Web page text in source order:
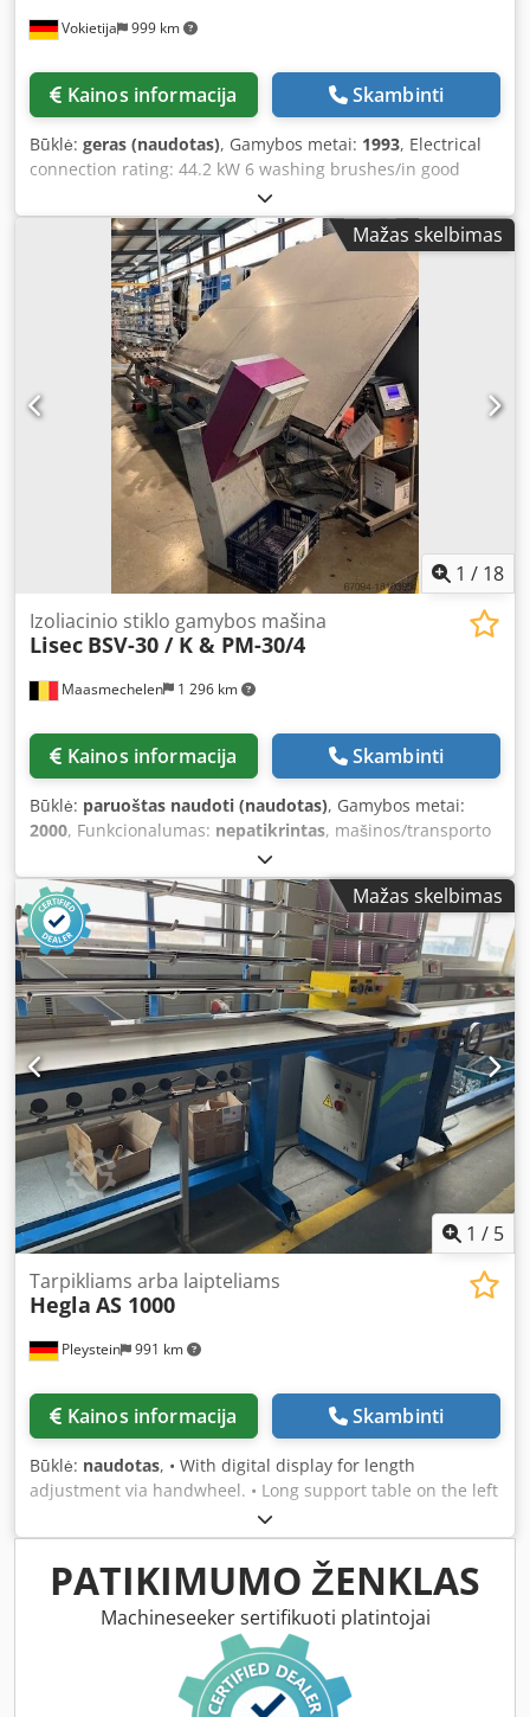
Vokietija 999 km
Kainos informacija Skambinti
Būklė: geras (naudotas), Gamybos metai: 1993, Electrical
connection rating: 44.2 kW 6 washing brushes/in good
condition Direction of operation: right/left Washing height:
2,500 mm Dedpfxowx H Tbe Ankjck Infeed length to the
washing machine: 3,200 mm Outfeed length from the
washing machine: 1,100 mm
Mažas skelbimas
1 / 18
Maasmechelen 1 296 km
Izoliacinio stiklo gamybos mašina
Lisec BSV-30 / K & PM-30/4
Kainos informacija Skambinti
Būklė: paruoštas naudoti (naudotas), Gamybos metai:
2000, Funkcionalumas: nepatikrintas, mašinos/transporto
520-003956
afstandhouderbuiger Dcodpfjvktytjx Anksk Printer voor
afstandhouders niet beschikbaar
Mažas skelbimas
1 / 5
Pleystein 991 km
Tarpikliams arba laipteliams
Hegla AS 1000
Kainos informacija Skambinti
Būklė: naudotas, • With digital display for length
adjustment via handwheel. • Long support table on the left
and right Dedpfx Aowcm Nqenkjck • Storage rack behind •
Extraction system • Spare saw blades • Price on request
PATIKIMUMO ŽENKLAS
Machineseeker sertifikuoti platintojai